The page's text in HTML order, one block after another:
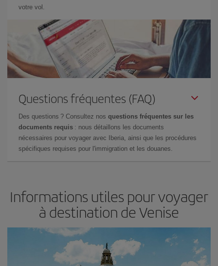
votre vol.
Questions fréquentes (FAQ)
Des questions ? Consultez nos questions fréquentes sur les
documents requis : nous détaillons les documents
nécessaires pour voyager avec Iberia, ainsi que les procédures
spécifiques requises pour l'immigration et les douanes.
Informations utiles pour voyager
à destination de Venise